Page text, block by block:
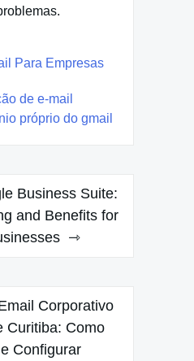
Para Empresas
de e-mail
próprio do gmail
Business Suite:
and Benefits for
Corporativo
Curitiba: Como
Configurar